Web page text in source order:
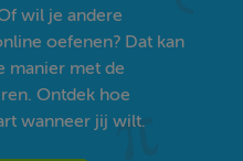
wil je andere
oefenen? Dat kan
manier met de
Ontdek hoe
wanneer jij wilt.